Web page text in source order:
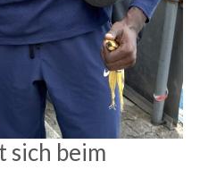
sich beim